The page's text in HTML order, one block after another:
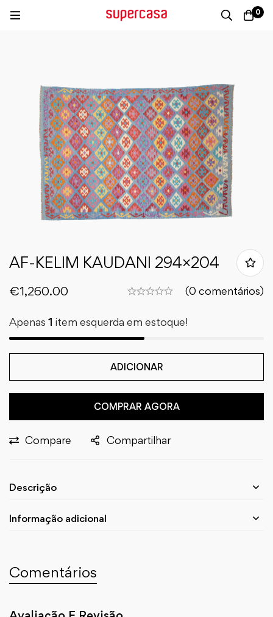
0
AF-KELIM KAUDANI 294×204
€1,260.00 (0 comentários)
Apenas 1 item esquerda em estoque!
ADICIONAR
COMPRAR AGORA
Compare Compartilhar
Descrição
Informação adicional
Comentários